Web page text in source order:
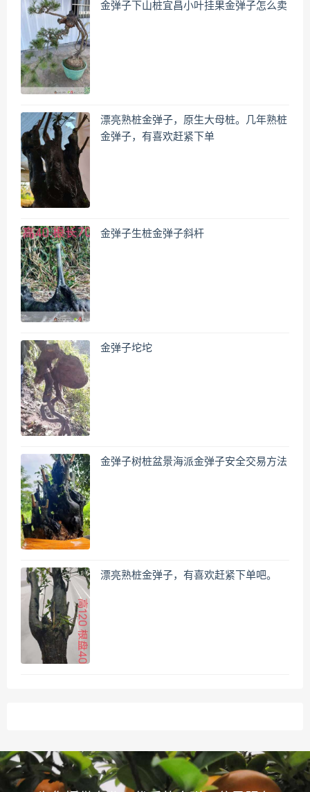
金弹子下山桩宜昌小叶挂果金弹子怎么卖
漂亮熟桩金弹子，原生大母桩。几年熟桩
金弹子，有喜欢赶紧下单
金弹子生桩金弹子斜杆
金弹子坨坨
金弹子树桩盆景海派金弹子安全交易方法
漂亮熟桩金弹子，有喜欢赶紧下单吧。